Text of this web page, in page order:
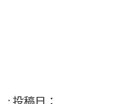
: 投稿日：